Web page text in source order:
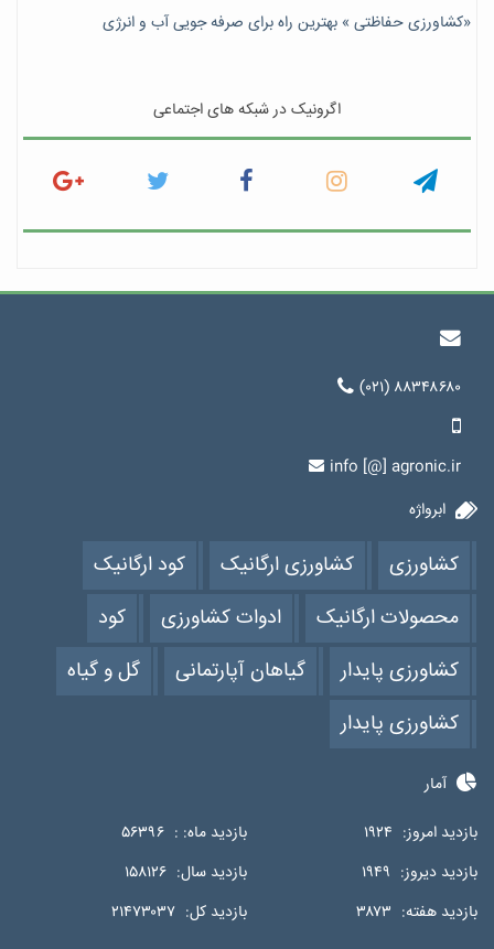
«کشاورزی حفاظتی » بهترین راه برای صرفه جویی آب و انرژی
اگرونیک در شبکه های اجتماعی
(۰۲۱) ۸۸۳۴۸۶۸۰
info [@] agronic.ir
ابرواژه
کشاورزی کشاورزی ارگانیک
کود ارگانیک
محصولات ارگانیک
ادوات کشاورزی
کود
کشاورزی پایدار
گیاهان آپارتمانی
گل و گیاه
کشاورزی پایدار
آمار
بازدید امروز: ۱۹۲۴ بازدید ماه: : ۵۶۳۹۶
بازدید دیروز: ۱۹۴۹ بازدید سال: ۱۵۸۱۲۶
بازدید هفته: ۳۸۷۳ بازدید کل: ۲۱۴۷۳۰۳۷